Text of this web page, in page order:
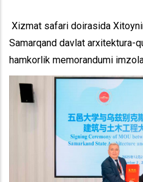
Xizmat safari doirasida
Samarqand davlat arxitektura-
hamkorlik memorandumi